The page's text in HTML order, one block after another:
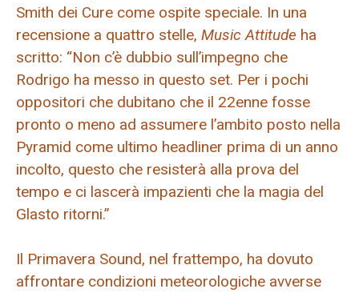
Smith dei Cure come ospite speciale. In una
recensione a quattro stelle, Music Attitude ha
scritto: “Non c’è dubbio sull’impegno che
Rodrigo ha messo in questo set. Per i pochi
oppositori che dubitano che il 22enne fosse
pronto o meno ad assumere l’ambito posto nella
Pyramid come ultimo headliner prima di un anno
incolto, questo che resisterà alla prova del
tempo e ci lascerà impazienti che la magia del
Glasto ritorni.”
Il Primavera Sound, nel frattempo, ha dovuto
affrontare condizioni meteorologiche avverse